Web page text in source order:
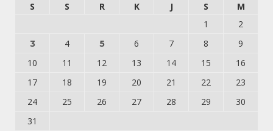
S
S R K J S
M
1
2
3 4 5 6 7 8
9
10
11 12 13 14 15
16
17
18 19 20 21 22
23
24
25 26 27 28 29
30
31